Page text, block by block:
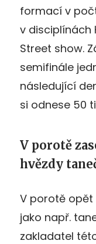
formací v
v disciplínách
Street show.
semifinále
následující
si odnese 50
V porotě
hvězdy
V porotě opět
jako např.
zakladatel